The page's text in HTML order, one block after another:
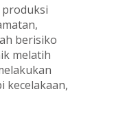
berisiko
melatih
kecelakaan,